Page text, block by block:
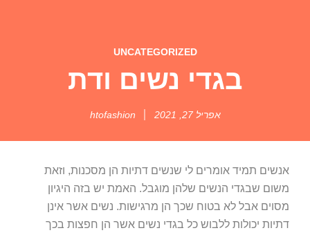
UNCATEGORIZED
בגדי נשים ודת
אפריל 27, 2021 htofashion
אנשים תמיד אומרים לי שנשים דתיות הן מסכנות, וזאת
משום שבגדי הנשים שלהן מוגבל. האמת יש בזה היגיון
מסוים אבל לא בטוח שכך הן מרגישות. נשים אשר אינן
דתיות יכולות ללבוש כל בגדי נשים אשר הן חפצות בכך